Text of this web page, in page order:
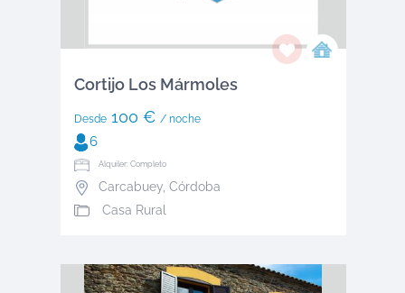
Cortijo Los Mármoles
Desde100 € / noche
6
Alquiler: Completo
Carcabuey, Córdoba
Casa Rural